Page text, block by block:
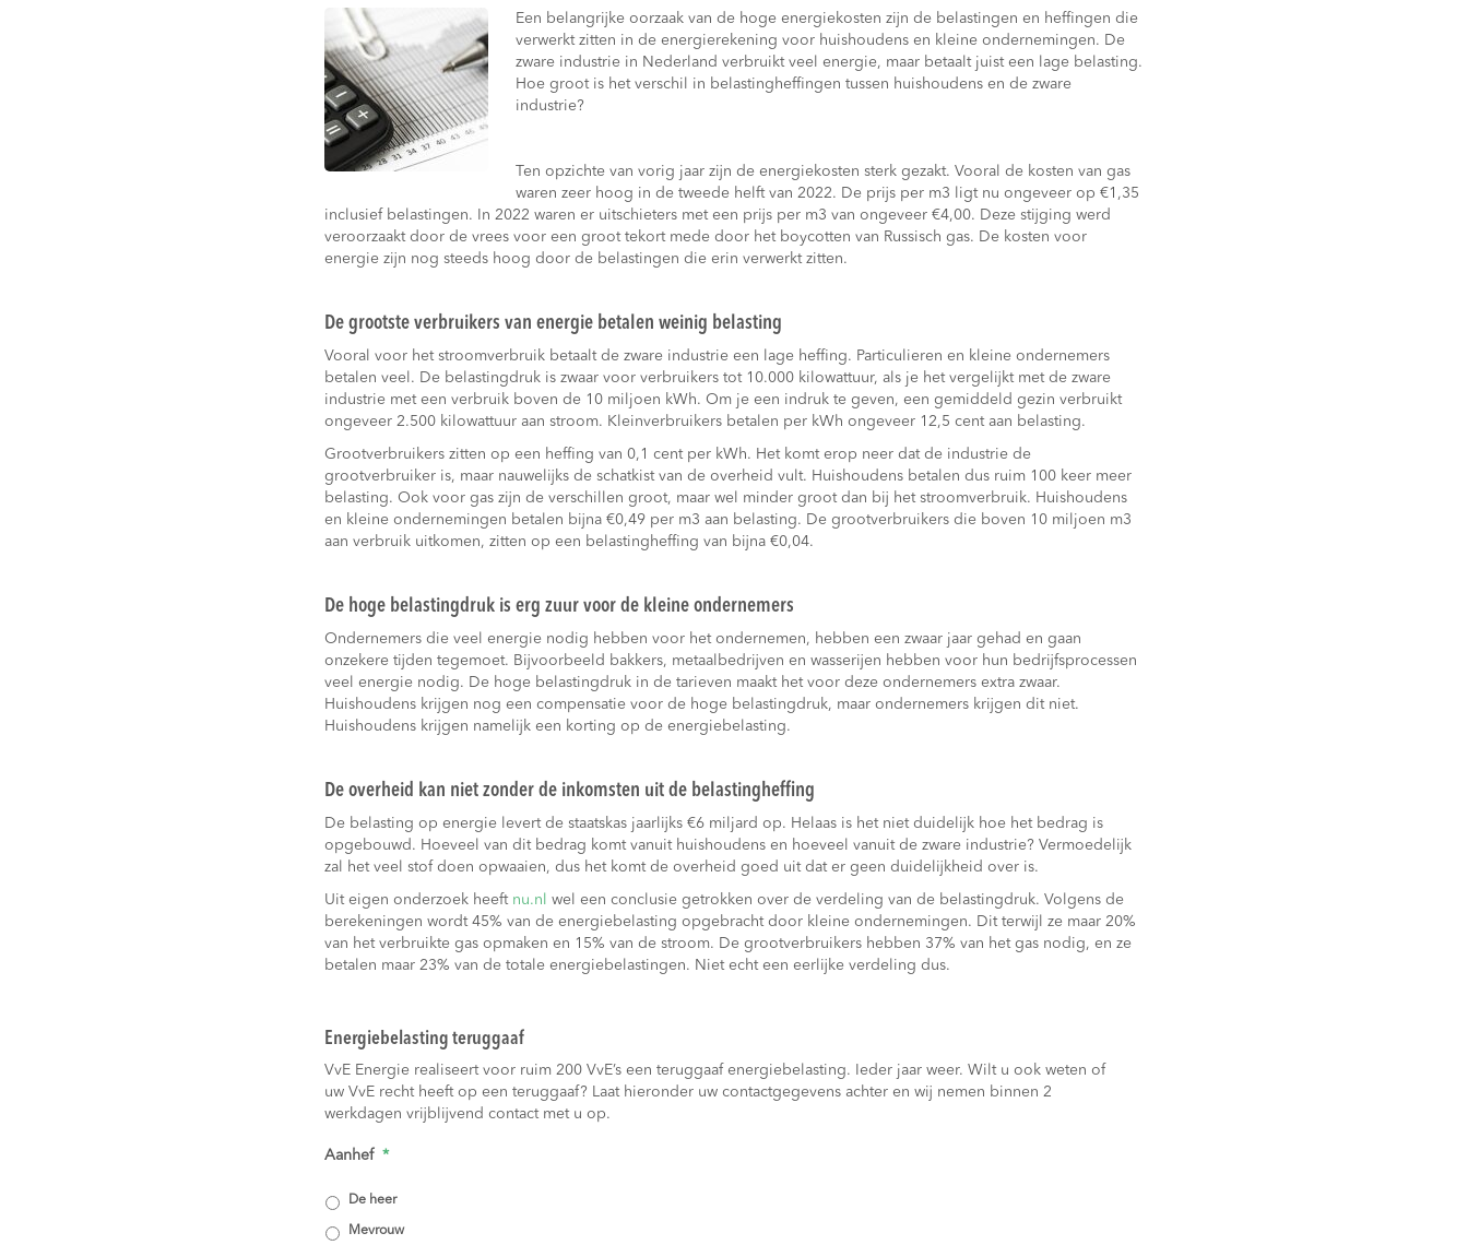
Een belangrijke oorzaak van de hoge energiekosten zijn de belastingen en heffingen die
verwerkt zitten in de energierekening voor huishoudens en kleine ondernemingen. De
zware industrie in Nederland verbruikt veel energie, maar betaalt juist een lage belasting.
Hoe groot is het verschil in belastingheffingen tussen huishoudens en de zware
industrie?
Ten opzichte van vorig jaar zijn de energiekosten sterk gezakt. Vooral de kosten van gas
waren zeer hoog in de tweede helft van 2022. De prijs per m3 ligt nu ongeveer op €1,35
inclusief belastingen. In 2022 waren er uitschieters met een prijs per m3 van ongeveer €4,00. Deze stijging werd
veroorzaakt door de vrees voor een groot tekort mede door het boycotten van Russisch gas. De kosten voor
energie zijn nog steeds hoog door de belastingen die erin verwerkt zitten.
De grootste verbruikers van energie betalen weinig belasting
Vooral voor het stroomverbruik betaalt de zware industrie een lage heffing. Particulieren en kleine ondernemers
betalen veel. De belastingdruk is zwaar voor verbruikers tot 10.000 kilowattuur, als je het vergelijkt met de zware
industrie met een verbruik boven de 10 miljoen kWh. Om je een indruk te geven, een gemiddeld gezin verbruikt
ongeveer 2.500 kilowattuur aan stroom. Kleinverbruikers betalen per kWh ongeveer 12,5 cent aan belasting.
Grootverbruikers zitten op een heffing van 0,1 cent per kWh. Het komt erop neer dat de industrie de
grootverbruiker is, maar nauwelijks de schatkist van de overheid vult. Huishoudens betalen dus ruim 100 keer meer
belasting. Ook voor gas zijn de verschillen groot, maar wel minder groot dan bij het stroomverbruik. Huishoudens
en kleine ondernemingen betalen bijna €0,49 per m3 aan belasting. De grootverbruikers die boven 10 miljoen m3
aan verbruik uitkomen, zitten op een belastingheffing van bijna €0,04.
De hoge belastingdruk is erg zuur voor de kleine ondernemers
Ondernemers die veel energie nodig hebben voor het ondernemen, hebben een zwaar jaar gehad en gaan
onzekere tijden tegemoet. Bijvoorbeeld bakkers, metaalbedrijven en wasserijen hebben voor hun bedrijfsprocessen
veel energie nodig. De hoge belastingdruk in de tarieven maakt het voor deze ondernemers extra zwaar.
Huishoudens krijgen nog een compensatie voor de hoge belastingdruk, maar ondernemers krijgen dit niet.
Huishoudens krijgen namelijk een korting op de energiebelasting.
De overheid kan niet zonder de inkomsten uit de belastingheffing
De belasting op energie levert de staatskas jaarlijks €6 miljard op. Helaas is het niet duidelijk hoe het bedrag is
opgebouwd. Hoeveel van dit bedrag komt vanuit huishoudens en hoeveel vanuit de zware industrie? Vermoedelijk
zal het veel stof doen opwaaien, dus het komt de overheid goed uit dat er geen duidelijkheid over is.
Uit eigen onderzoek heeft nu.nl
wel een conclusie getrokken over de verdeling van de belastingdruk. Volgens de
berekeningen wordt 45% van de energiebelasting opgebracht door kleine ondernemingen. Dit terwijl ze maar 20%
van het verbruikte gas opmaken en 15% van de stroom. De grootverbruikers hebben 37% van het gas nodig, en ze
betalen maar 23% van de totale energiebelastingen. Niet echt een eerlijke verdeling dus.
Energiebelasting teruggaaf
VvE Energie realiseert voor ruim 200 VvE’s een teruggaaf energiebelasting. Ieder jaar weer. Wilt u ook weten of
uw VvE recht heeft op een teruggaaf? Laat hieronder uw contactgegevens achter en wij nemen binnen 2
werkdagen vrijblijvend contact met u op.
Aanhef *
De heer
Mevrouw